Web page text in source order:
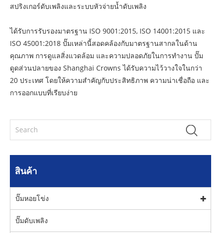
สปริงเกอร์ดับเพลิงและระบบหัวจ่ายน้ำดับเพลิง
ได้รับการรับรองมาตรฐาน ISO 9001:2015, ISO 14001:2015 และ
ISO 45001:2018 ปั๊มเหล่านี้สอดคล้องกับมาตรฐานสากลในด้าน
คุณภาพ การดูแลสิ่งแวดล้อม และความปลอดภัยในการทำงาน ปั๊ม
ดูดส่วนปลายของ Shanghai Crowns ได้รับความไว้วางใจในกว่า
20 ประเทศ โดยให้ความสำคัญกับประสิทธิภาพ ความน่าเชื่อถือ และ
การออกแบบที่เรียบง่าย
สินค้า
ปั๊มหอยโข่ง
ปั๊มดับเพลิง